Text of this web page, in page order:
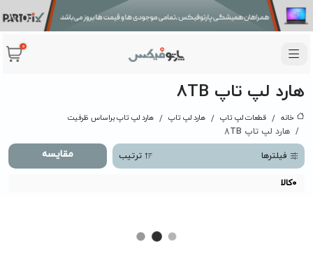
0
هارد لپ تاپ 8TB
خانه قطعات لپ تاپ هارد لپ تاپ هارد لپ تاپ براساس ظرفیت
هارد لپ تاپ 8TB
فیلترها ترتیب مقایسه
0کالا